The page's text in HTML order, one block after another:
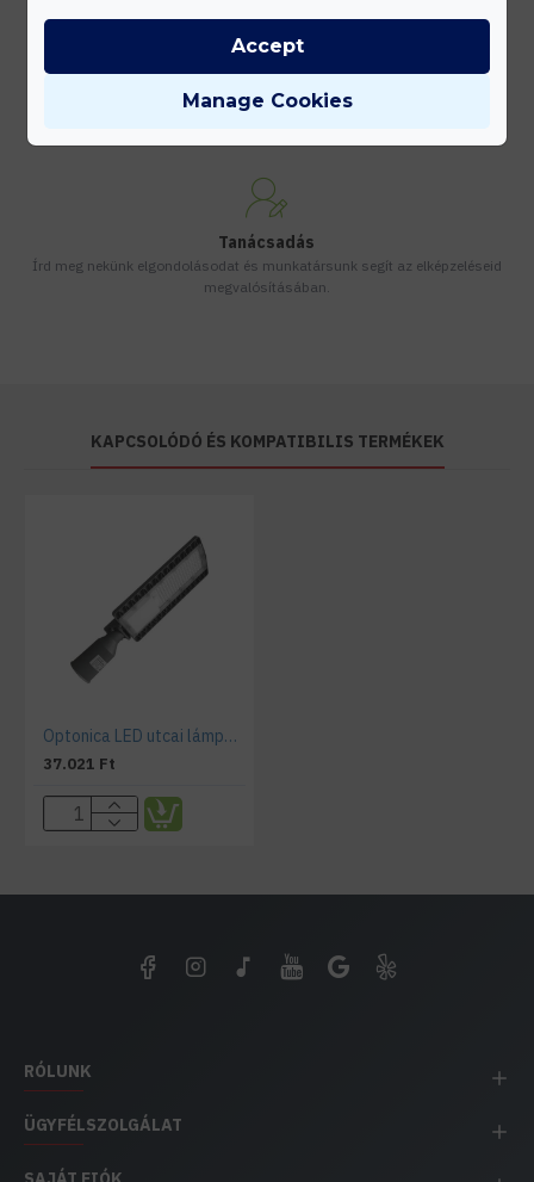
Gyors kiszállítás
Tanácsadás
Írd meg nekünk elgondolásodat és munkatársunk segít az elképzeléseid
megvalósításában.
KAPCSOLÓDÓ ÉS KOMPATIBILIS TERMÉKEK
Optonica LED utcai lámpa 50W 135lm/W 5700K
37.021 Ft
RÓLUNK
ÜGYFÉLSZOLGÁLAT
Manage Cookies
Accept